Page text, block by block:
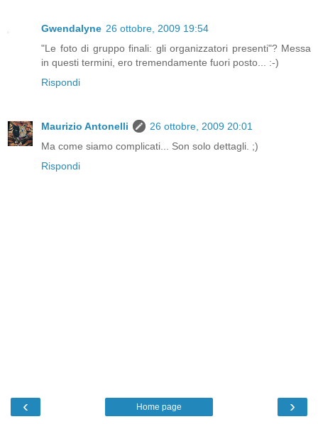
Gwendalyne 26 ottobre, 2009 19:54
"Le foto di gruppo finali: gli organizzatori presenti"? Messa
in questi termini, ero tremendamente fuori posto... :-)
Rispondi
Maurizio Antonelli
26 ottobre, 2009 20:01
Ma come siamo complicati... Son solo dettagli. ;)
Rispondi
‹ ›
Home page